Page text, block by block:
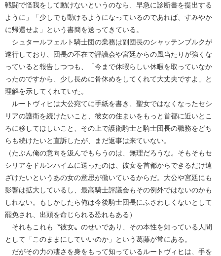
戦闘で怪我をして動けないというのなら、早急に診断書を提出する
ように」「少しでも動けるようになっているのであれば、すみやか
に帰還せよ」という書簡を送ってきている。
シュタールフェルト騎士団の業務は副団長のシャッテンブルクが
遂行しており、団長の不在で評議会や宮廷からの風当たりが強くな
っていると報告しつつも、「今まで休暇らしい休暇を取っていなか
ったのですから、少し長めに骨休めをしてくれて大丈夫ですよ」と
理解を示してくれていた。
ルートヴィヒは大公宛てに手紙を書き、聖女ではなくなったセシ
リアの護衛を続けたいこと、彼女の住まいをもっと首都に近いとこ
ろに移してほしいこと、その上で護衛騎士と騎士団長の職務をどち
らも続けたいと直訴したが、まだ返事は来ていない。
（たぶん俺の意向を汲んでもらうのは、無理だろうな。そもそもセ
シリアをドルンハイムに送ったのは、彼女を首都からできるだけ遠
ざけたいというあの女の意思が働いているからだ。大公や宮廷にも
影響は拡大しているし、最高騎士評議会もその例外ではないのかも
しれない。もしかしたら俺は今後騎士団長にふさわしくないとして
罷免され、出頭を命じられる恐れもある）
それもこれも〝彼女〟のせいであり、その本性を知っている人間
として「このままにしていいのか」という葛藤が常にある。
だがその力の凄さを身をもって知っているルートヴィヒは、手を